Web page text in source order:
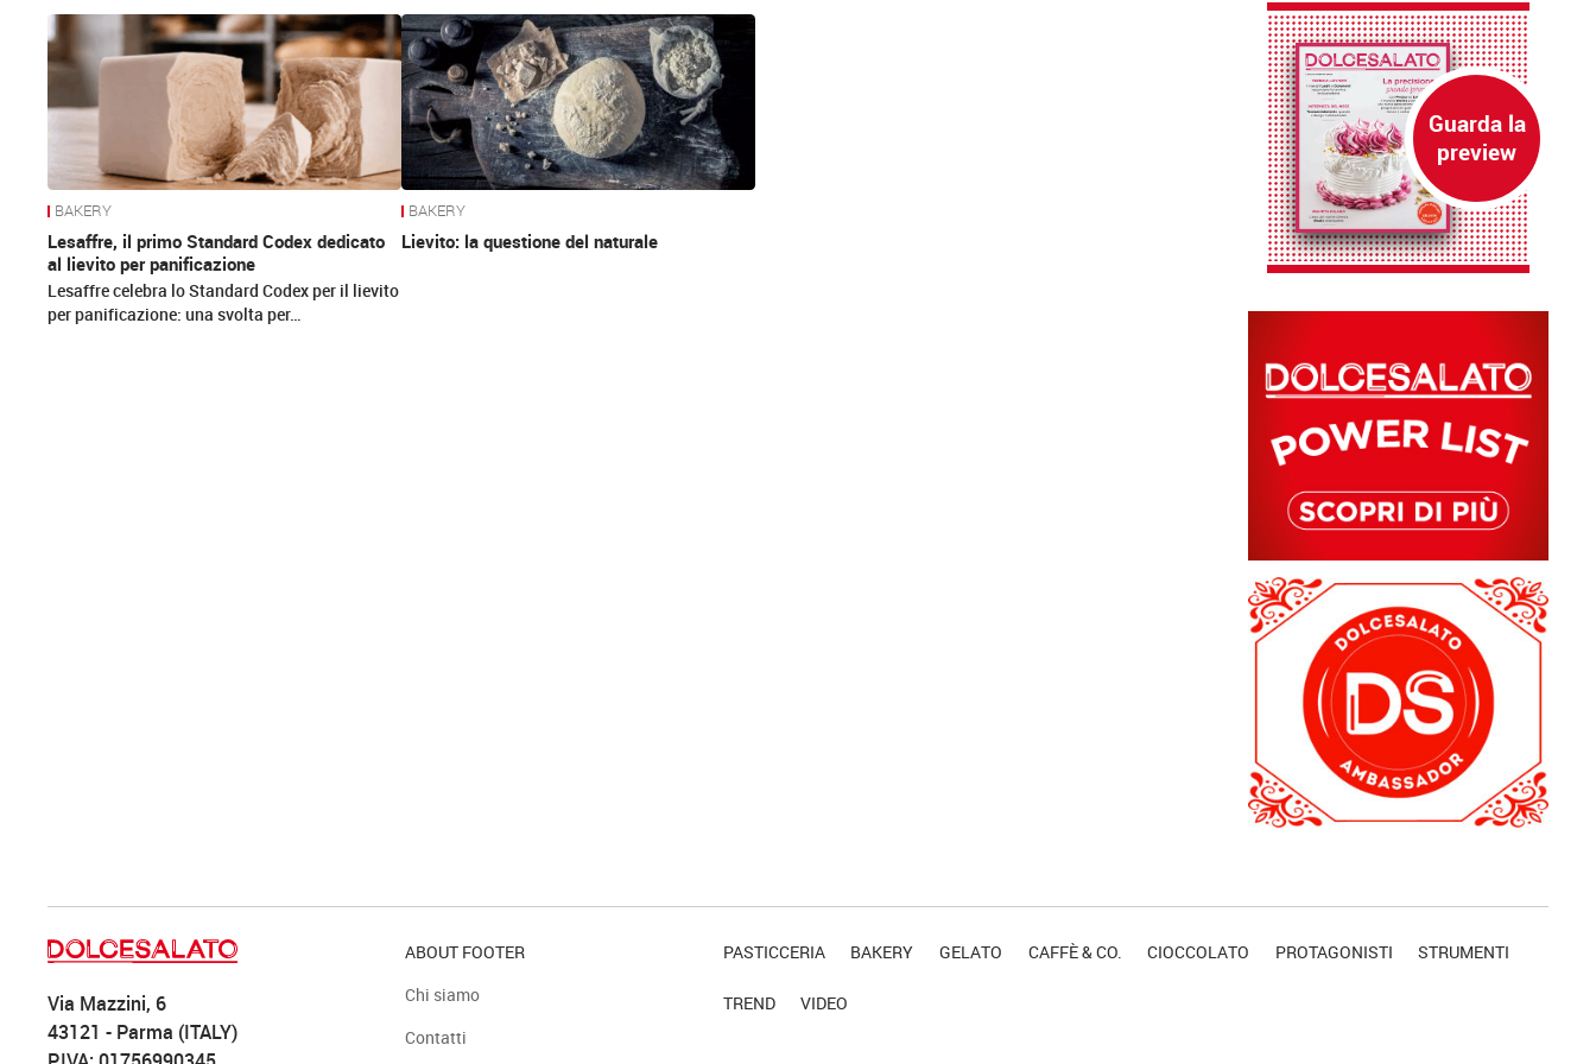
News
BAKERY
Lesaffre, il primo Standard Codex dedicato
al lievito per panificazione
Lesaffre celebra lo Standard Codex per il lievito
per panificazione: una svolta per…
BAKERY
Lievito: la questione del naturale
Via Mazzini, 6
43121 - Parma (ITALY)
ABOUT FOOTER
Chi siamo
Contatti
PASTICCERIA BAKERY GELATO CAFFÈ & CO. CIOCCOLATO PROTAGONISTI STRUMENTI
TREND VIDEO